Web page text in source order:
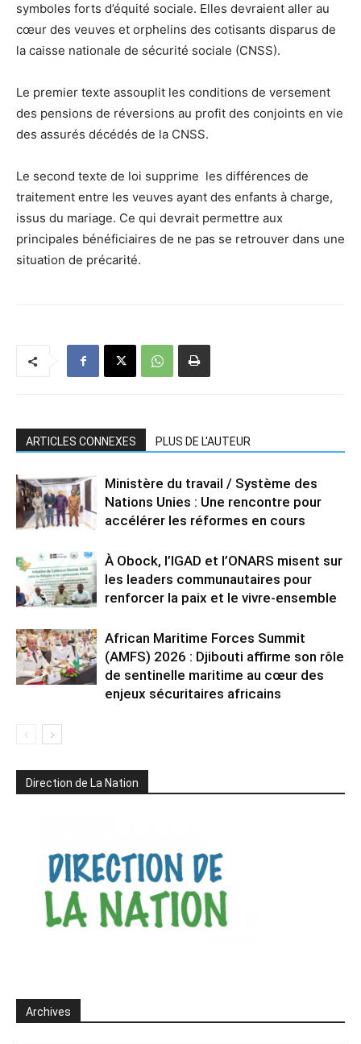
symboles forts d’équité sociale. Elles devraient aller au
cœur des veuves et orphelins des cotisants disparus de
la caisse nationale de sécurité sociale (CNSS).
Le premier texte assouplit les conditions de versement
des pensions de réversions au profit des conjoints en vie
des assurés décédés de la CNSS.
Le second texte de loi supprime les différences de
traitement entre les veuves ayant des enfants à charge,
issus du mariage. Ce qui devrait permettre aux
principales bénéficiaires de ne pas se retrouver dans une
situation de précarité.
ARTICLES CONNEXES PLUS DE L'AUTEUR
Ministère du travail / Système des
Nations Unies : Une rencontre pour
accélérer les réformes en cours
À Obock, l’IGAD et l’ONARS misent sur
les leaders communautaires pour
renforcer la paix et le vivre-ensemble
African Maritime Forces Summit
(AMFS) 2026 : Djibouti affirme son rôle
de sentinelle maritime au cœur des
enjeux sécuritaires africains
Direction de La Nation
Archives